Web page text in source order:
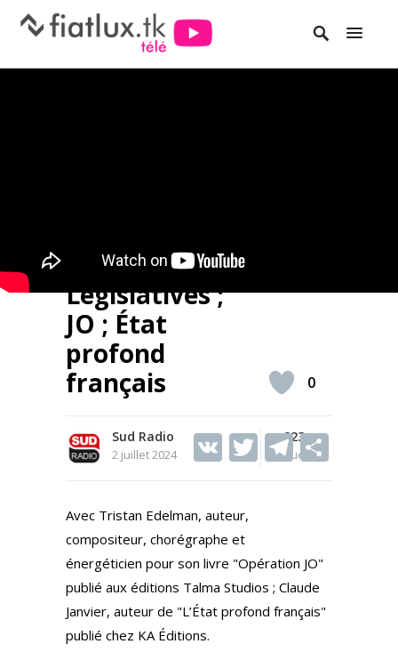
Législatives ;
JO ; État
profond
français
Sud Radio
2 juillet 2024
223
Vues
V T T
a
m
0
Avec Tristan Edelman, auteur,
compositeur, chorégraphe et
énergéticien pour son livre "Opération JO"
publié aux éditions Talma Studios ; Claude
Janvier, auteur de "L’État profond français"
publié chez KA Éditions.